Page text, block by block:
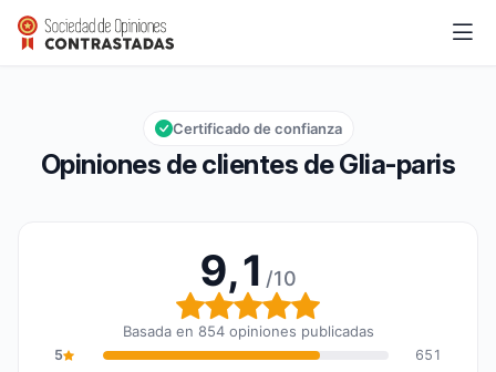
Glia-paris
Calificación global: 9,1 de 10
9,1/10
Opiniones de clientes de Glia-paris
Certificado de confianza
9,1 /10
Calificación global: 9,1
Basada en 854 opiniones publicadas
5
651